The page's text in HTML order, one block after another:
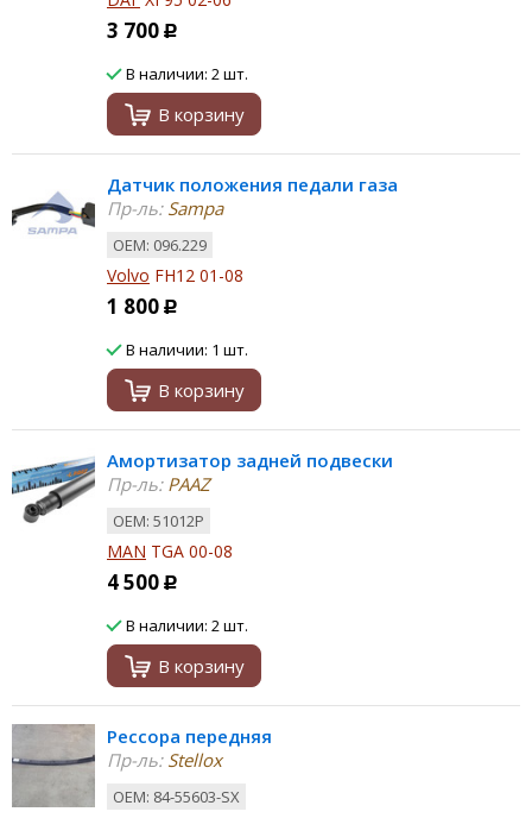
3 700 Р
В наличии: 2 шт.
В корзину
Датчик положения педали газа
Пр-ль:Sampa
ОЕМ: 096.229
Volvo FH12 01-08
1 800 Р
В наличии: 1 шт.
В корзину
Амортизатор задней подвески
Пр-ль:PAAZ
ОЕМ: 51012P
MAN TGA 00-08
4 500 Р
В наличии: 2 шт.
В корзину
Рессора передняя
Пр-ль:Stellox
ОЕМ: 84-55603-SX